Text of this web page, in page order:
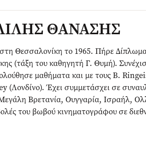
ΘΑΝΑΣΗΣ
Θεσσαλονίκη το 1965. Πήρε
(τάξη του καθηγητή Γ. Θυμή).
μαθήματα και με τους B.
(Λονδίνο). Έχει συμμετάσχει σε
Βρετανία, Ουγγαρία, Ισραήλ,
του βωβού κινηματογράφου σε